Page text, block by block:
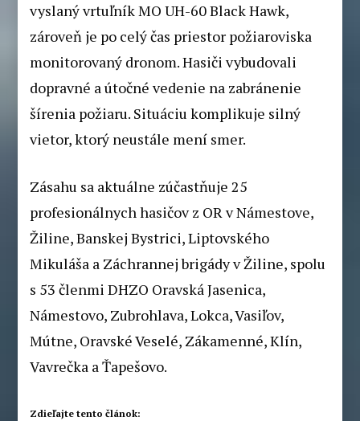
vyslaný vrtuľník MO UH-60 Black Hawk,
zároveň je po celý čas priestor požiaroviska
monitorovaný dronom. Hasiči vybudovali
dopravné a útočné vedenie na zabránenie
šírenia požiaru. Situáciu komplikuje silný
vietor, ktorý neustále mení smer.
Zásahu sa aktuálne zúčastňuje 25
profesionálnych hasičov z OR v Námestove,
Žiline, Banskej Bystrici, Liptovského
Mikuláša a Záchrannej brigády v Žiline, spolu
s 53 členmi DHZO Oravská Jasenica,
Námestovo, Zubrohlava, Lokca, Vasiľov,
Mútne, Oravské Veselé, Zákamenné, Klín,
Vavrečka a Ťapešovo.
Zdieľajte tento článok: